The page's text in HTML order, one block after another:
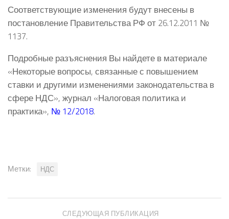
Соответствующие изменения будут внесены в
постановление Правительства РФ от 26.12.2011 №
1137.
Подробные разъяснения Вы найдете в материале
«Некоторые вопросы, связанные с повышением
ставки и другими изменениями законодательства в
сфере НДС», журнал «Налоговая политика и
практика», № 12/2018.
Метки: НДС
СЛЕДУЮЩАЯ ПУБЛИКАЦИЯ